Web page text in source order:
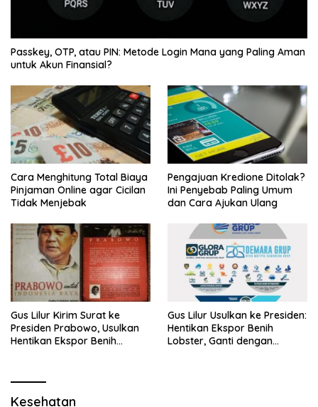
Passkey, OTP, atau PIN: Metode Login Mana yang Paling Aman
untuk Akun Finansial?
Cara Menghitung Total Biaya
Pinjaman Online agar Cicilan
Tidak Menjebak
Pengajuan Kredione Ditolak?
Ini Penyebab Paling Umum
dan Cara Ajukan Ulang
Gus Lilur Kirim Surat ke
Presiden Prabowo, Usulkan
Hentikan Ekspor Benih
Gus Lilur Usulkan ke Presiden:
Hentikan Ekspor Benih
Lobster, Ganti dengan
Kesehatan